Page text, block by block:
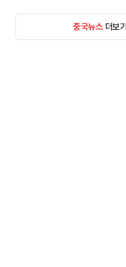
중국뉴스더보기